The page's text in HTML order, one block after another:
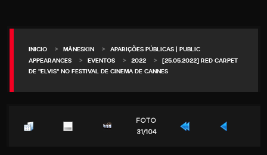
INICIO > MÅNESKIN >
APARIÇÕES PÚBLICAS | PUBLIC
APPEARANCES
> EVENTOS > 2022 >
[25.05.2022] RED CARPET
DE "ELVIS" NO FESTIVAL DE CINEMA DE CANNES
FOTO
31/104